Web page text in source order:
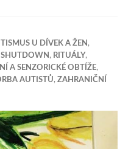
U DÍVEK A ŽEN ,
, RITUÁLY,
A SENZORICKÉ OBTÍŽE,
AUTISTŮ,ZAHRANIČNÍ